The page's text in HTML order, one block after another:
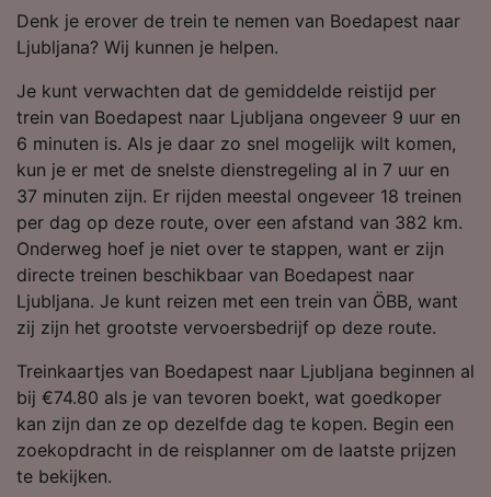
Denk je erover de trein te nemen van Boedapest naar
Ljubljana? Wij kunnen je helpen.
Je kunt verwachten dat de gemiddelde reistijd per
trein van Boedapest naar Ljubljana ongeveer 9 uur en
6 minuten is. Als je daar zo snel mogelijk wilt komen,
kun je er met de snelste dienstregeling al in 7 uur en
37 minuten zijn. Er rijden meestal ongeveer 18 treinen
per dag op deze route, over een afstand van 382 km.
Onderweg hoef je niet over te stappen, want er zijn
directe treinen beschikbaar van Boedapest naar
Ljubljana. Je kunt reizen met een trein van ÖBB, want
zij zijn het grootste vervoersbedrijf op deze route.
Treinkaartjes van Boedapest naar Ljubljana beginnen al
bij €74.80 als je van tevoren boekt, wat goedkoper
kan zijn dan ze op dezelfde dag te kopen. Begin een
zoekopdracht in de reisplanner om de laatste prijzen
te bekijken.